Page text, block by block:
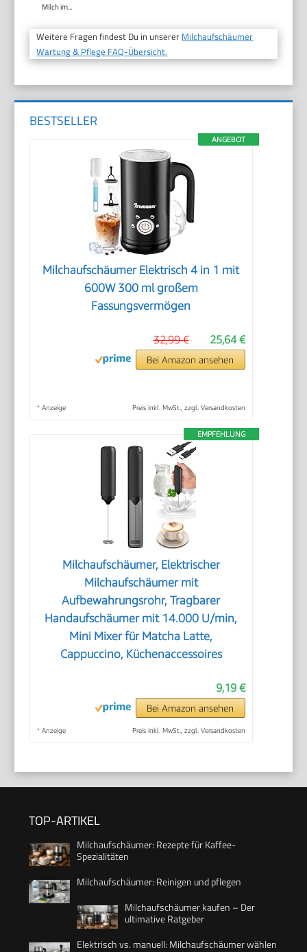
Milch im...
Weitere Fragen findest Du in unserer Milchaufschäumer
Wartung & Pflege FAQ-Übersicht.
BESTSELLER
ANGEBOT
Milchaufschäumer Elektrisch 4 in 1 mit
600W 300 ml großem
Fassungsvermögen
25,64 €
32,99 €
Bei Amazon ansehen
* Anzeige Preis inkl. MwSt., zzgl. Versandkosten
EMPFEHLUNG
Milchaufschäumer, Elektrischer
Milchaufschäumer mit
Aufbewahrungsrohr, Tragbarer
Handaufschäumer mit 14.000 U/min,
Mini Mixer für Matcha Latte,
Cappuccino, Küchenaccessoires
9,19 €
Bei Amazon ansehen
* Anzeige Preis inkl. MwSt., zzgl. Versandkosten
TOP-ARTIKEL
Milchaufschäumer: Rezepte für Kaffee-
Spezialitäten
Milchaufschäumer: Reinigen und pflegen
Milchaufschäumer kaufen – Der
ultimative Ratgeber
Elektrisch vs. manuell: Milchaufschäumer wählen